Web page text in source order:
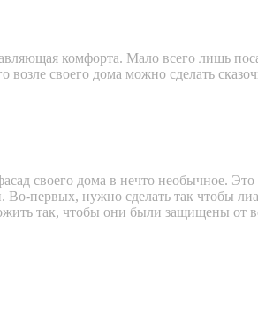
комфорта. Мало всего лишь
своего дома можно сделать
своего дома в нечто необычное.
Во-первых, нужно сделать так чтобы
так, чтобы они были защищены от